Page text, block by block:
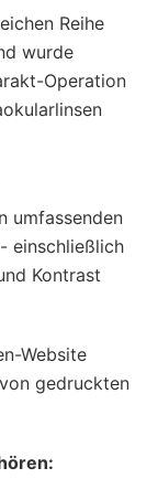
Reihe
wurde
Operation
umfassenden
einschließlich
Kontrast
Website
gedruckten